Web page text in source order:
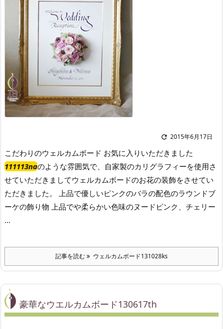
 2015年6月17日
こだわりのウェルカムボード お気に入りいただきました
111113naのような雰囲気で、自家製のカリグラフィーを使用さ
せていただきましてウェルカムボードのお花の装飾をさせてい
ただきました。 上品で優しいピンクのバラの配色のラウンドブ
ーケの飾り物 上品でや柔らかい色味のヌードピンク、チェリー
...
記事を読む ウェルカムボード131028ks
豪華なウエルカムボード130617th